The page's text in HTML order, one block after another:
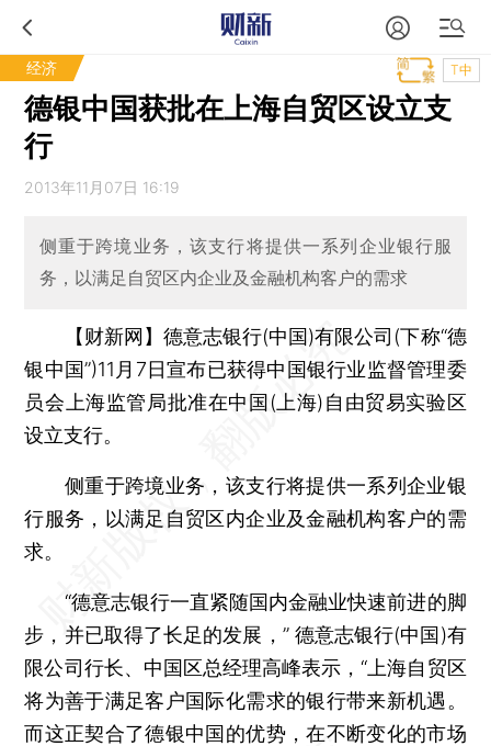
经济 T中
德银中国获批在上海自贸区设立支
行
2013年11月07日 16:19
侧重于跨境业务，该支行将提供一系列企业银行服
务，以满足自贸区内企业及金融机构客户的需求
【财新网】 德意志银行(中国)有限公司(下称“德
银中国”)11月7日宣布已获得中国银行业监督管理委
员会上海监管局批准在中国(上海)自由贸易实验区
设立支行。
侧重于跨境业务，该支行将提供一系列企业银
行服务，以满足自贸区内企业及金融机构客户的需
求。
“德意志银行一直紧随国内金融业快速前进的脚
步，并已取得了长足的发展，” 德意志银行(中国)有
限公司行长、中国区总经理高峰表示，“上海自贸区
将为善于满足客户国际化需求的银行带来新机遇。
而这正契合了德银中国的优势，在不断变化的市场